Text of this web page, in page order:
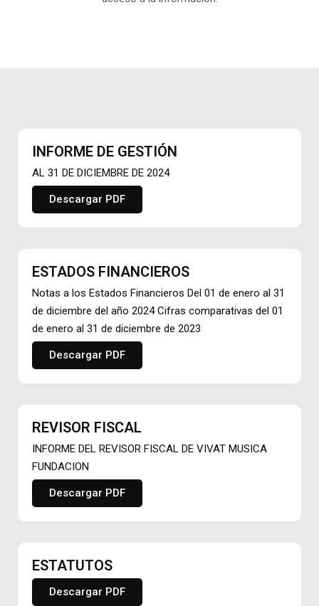
INFORME DE GESTIÓN
AL 31 DE DICIEMBRE DE 2024
Descargar PDF
ESTADOS FINANCIEROS
Notas a los Estados Financieros Del 01 de enero al 31
de diciembre del año 2024 Cifras comparativas del 01
de enero al 31 de diciembre de 2023
Descargar PDF
REVISOR FISCAL
INFORME DEL REVISOR FISCAL DE VIVAT MUSICA
FUNDACION
Descargar PDF
ESTATUTOS
Descargar PDF